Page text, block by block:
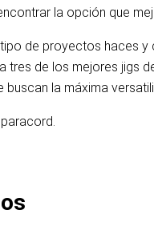
la opción que
de proyectos haces y
de los mejores jigs
la máxima